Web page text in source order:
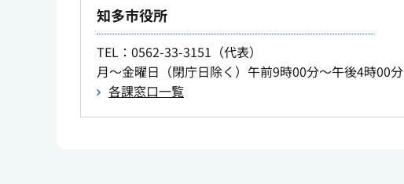
知多市役所
TEL ：0562-33-3151（代表）
月～金曜日（閉庁日除く）午前9時00分～午後4時00分
各課窓口一覧